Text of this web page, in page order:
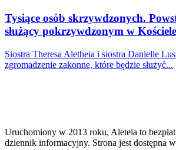
Tysiące osób skrzywdzonych.
służący pokrzywdzonym w
Siostra Theresa Aletheia i siostra Danielle
zgromadzenie zakonne, które będzie służyć...
Uruchomiony w 2013 roku, Aleteia to
dziennik informacyjny. Strona jest dostępna